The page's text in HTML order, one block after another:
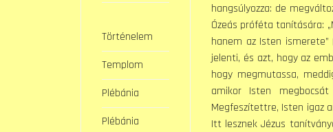
Történelem
Templom
Plébánia
Plébánia
hangsúlyozza: de
Ózeás próféta tanítására:
hanem az Isten
jelenti, és azt, hogy az
hogy megmutassa,
amikor Isten
Megfeszítettre, Isten igaz
Itt lesznek Jézus